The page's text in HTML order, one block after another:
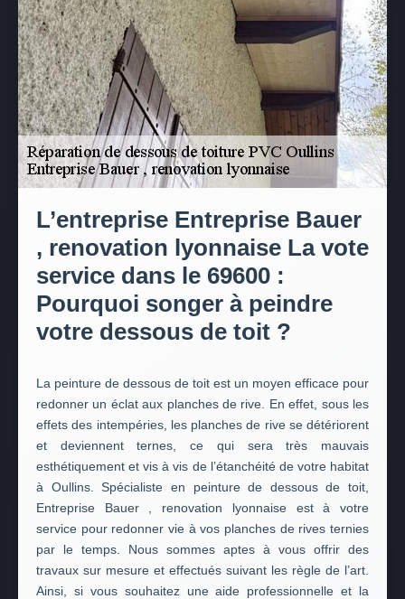
L’entreprise Entreprise Bauer
, renovation lyonnaise La vote
service dans le 69600 :
Pourquoi songer à peindre
votre dessous de toit ?
La peinture de dessous de toit est un moyen efficace pour
redonner un éclat aux planches de rive. En effet, sous les
effets des intempéries, les planches de rive se détériorent
et deviennent ternes, ce qui sera très mauvais
esthétiquement et vis à vis de l’étanchéité de votre habitat
à Oullins. Spécialiste en peinture de dessous de toit,
Entreprise Bauer , renovation lyonnaise est à votre
service pour redonner vie à vos planches de rives ternies
par le temps. Nous sommes aptes à vous offrir des
travaux sur mesure et effectués suivant les règle de l’art.
Ainsi, si vous souhaitez une aide professionnelle et la